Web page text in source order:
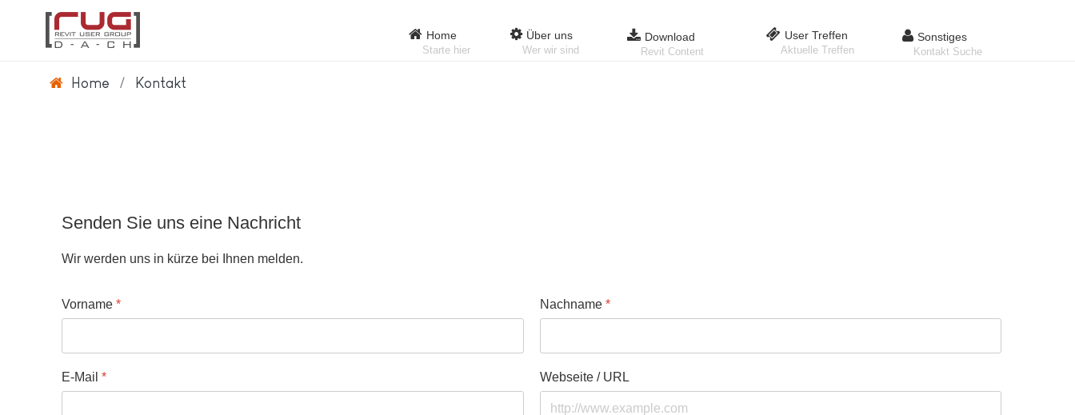
Home
Starte hier
Über uns
Wer wir sind
Download
Revit Content
User Treffen
Aktuelle Treffen
Sonstiges
Kontakt Suche
Home Kontakt
Senden Sie uns eine Nachricht
Wir werden uns in kürze bei Ihnen melden.
Vorname * Nachname *
E-Mail * Webseite / URL